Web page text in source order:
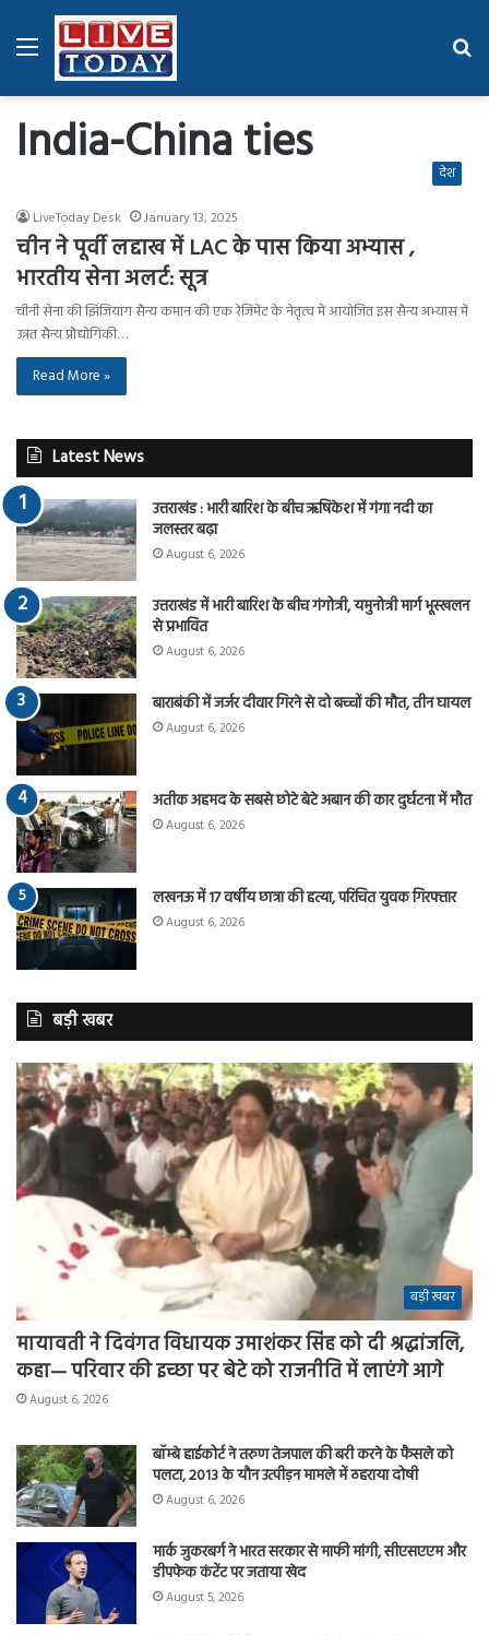
Menu
India-China ties देश
LiveToday Desk January 13, 2025
चीन ने पूर्वी लद्दाख में LAC के पास किया अभ्यास ,
भारतीय सेना अलर्ट: सूत्र
चीनी सेना की झिंजियांग सैन्य कमान की एक रेजिमेंट के नेतृत्व में आयोजित इस सैन्य अभ्यास में
उन्नत सैन्य प्रौद्योगिकी…
Read More »
Latest News
उत्तराखंड : भारी बारिश के बीच ऋषिकेश में गंगा नदी का
जलस्तर बढ़ा
August 6, 2026
उत्तराखंड में भारी बारिश के बीच गंगोत्री, यमुनोत्री मार्ग भूस्खलन
से प्रभावित
August 6, 2026
बाराबंकी में जर्जर दीवार गिरने से दो बच्चों की मौत, तीन घायल
August 6, 2026
अतीक अहमद के सबसे छोटे बेटे अबान की कार दुर्घटना में मौत
August 6, 2026
लखनऊ में 17 वर्षीय छात्रा की हत्या, परिचित युवक गिरफ्तार
August 6, 2026
बड़ी खबर
बड़ी खबर
मायावती ने दिवंगत विधायक उमाशंकर सिंह को दी श्रद्धांजलि,
कहा— परिवार की इच्छा पर बेटे को राजनीति में लाएंगे आगे
August 6, 2026
बॉम्बे हाईकोर्ट ने तरुण तेजपाल की बरी करने के फैसले को
पलटा, 2013 के यौन उत्पीड़न मामले में ठहराया दोषी
August 6, 2026
मार्क जुकरबर्ग ने भारत सरकार से माफी मांगी, सीएसएएम और
डीपफेक कंटेंट पर जताया खेद
August 5, 2026